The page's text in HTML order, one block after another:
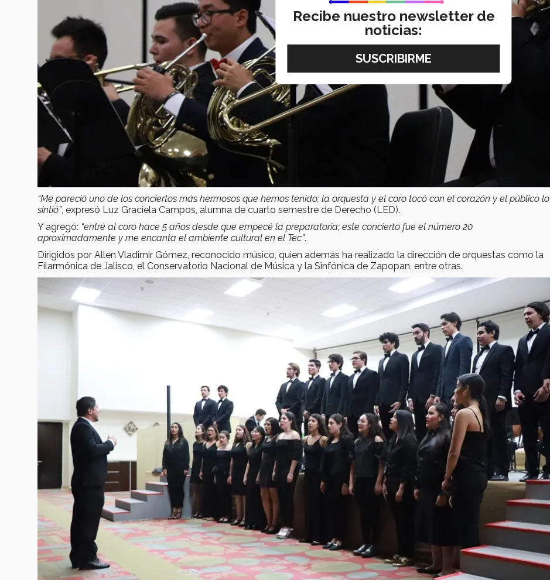
“Me pareció uno de los conciertos más hermosos que hemos tenido; la orquesta y el coro tocó con el corazón y el público lo
sintió”, expresó Luz Graciela Campos, alumna de cuarto semestre de Derecho (LED).
Y agregó: “entré al coro hace 5 años desde que empecé la preparatoria; este concierto fue el número 20
aproximadamente y me encanta el ambiente cultural en el Tec”.
Dirigidos por Allen Vladimir Gómez, reconocido músico, quien además ha realizado la dirección de orquestas como la
Filarmónica de Jalisco, el Conservatorio Nacional de Música y la Sinfónica de Zapopan, entre otras.
Recibe nuestro newsletter de
noticias: